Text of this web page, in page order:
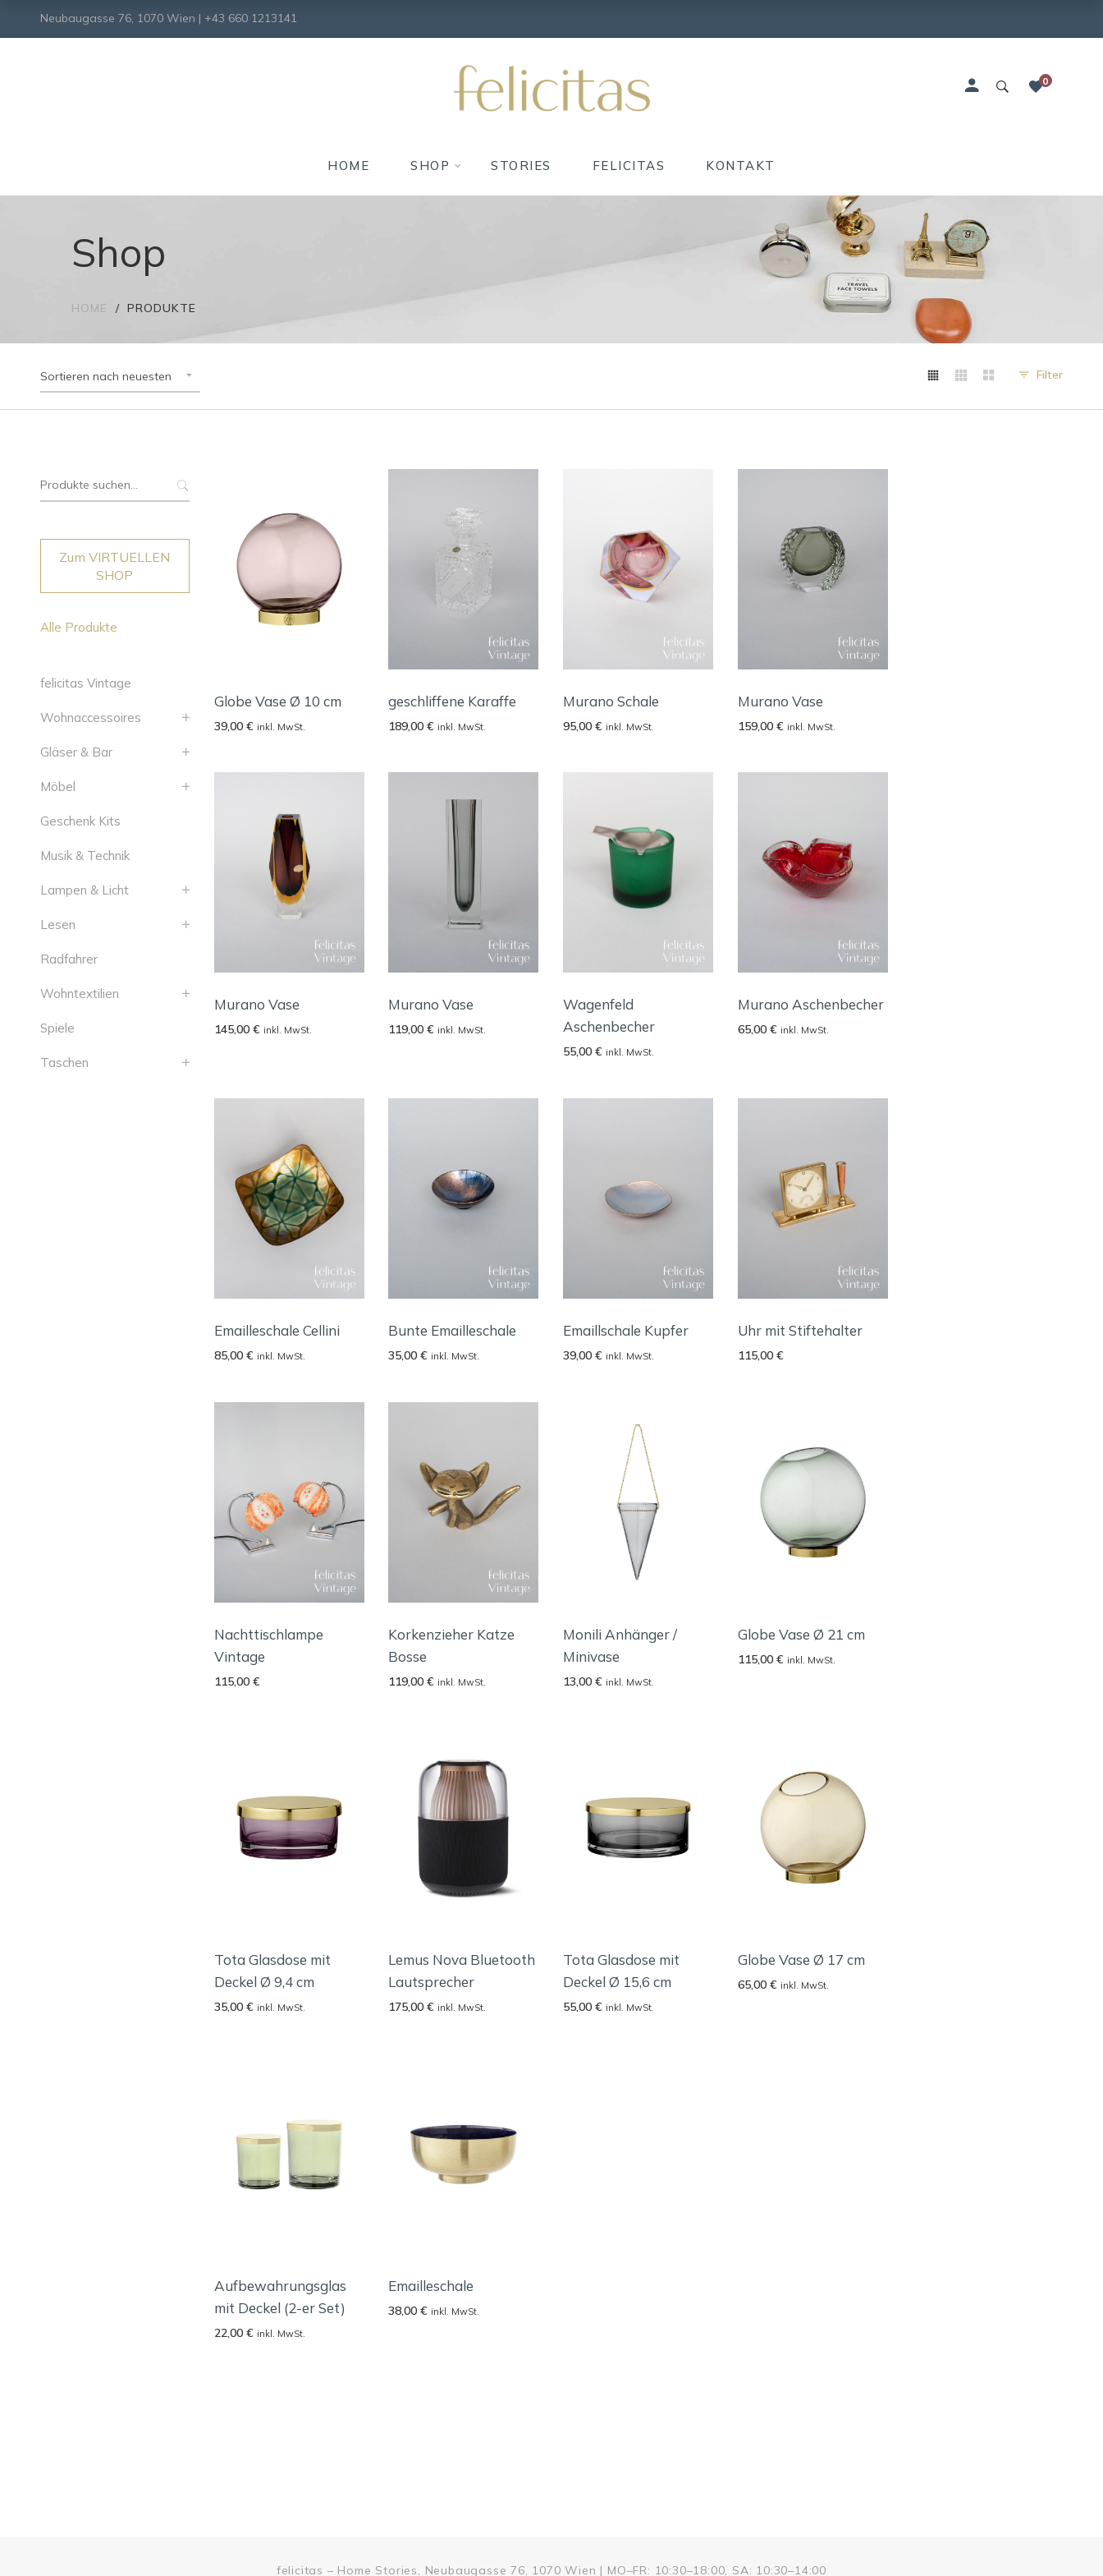
Neubaugasse 76, 1070 Wien | +43 660 1213141
0
HOME SHOP STORIES FELICITAS KONTAKT
Shop
HOME PRODUKTE
Sortieren nach neuesten Filter
Globe Vase Ø 10 cm
39,00€ inkl. MwSt.
geschliffene Karaffe
189,00€ inkl. MwSt.
Murano Schale
95,00€ inkl. MwSt.
Murano Vase
159,00€ inkl. MwSt.
Murano Vase
145,00€ inkl. MwSt.
Murano Vase
119,00€ inkl. MwSt.
Wagenfeld
Aschenbecher
55,00€ inkl. MwSt.
Murano Aschenbecher
65,00€ inkl. MwSt.
Emailleschale Cellini
85,00€ inkl. MwSt.
Bunte Emailleschale
35,00€ inkl. MwSt.
Emaillschale Kupfer
39,00€ inkl. MwSt.
Uhr mit Stiftehalter
115,00€
Nachttischlampe
Vintage
115,00€
Korkenzieher Katze
Bosse
119,00€ inkl. MwSt.
Monili Anhänger /
Minivase
13,00€ inkl. MwSt.
Globe Vase Ø 21 cm
115,00€ inkl. MwSt.
Tota Glasdose mit
Deckel Ø 9,4 cm
35,00€ inkl. MwSt.
Lemus Nova Bluetooth
Lautsprecher
175,00€ inkl. MwSt.
Tota Glasdose mit
Deckel Ø 15,6 cm
55,00€ inkl. MwSt.
Globe Vase Ø 17 cm
65,00€ inkl. MwSt.
Aufbewahrungsglas
mit Deckel (2-er Set)
22,00€ inkl. MwSt.
Emailleschale
38,00€ inkl. MwSt.
Suche
Zum VIRTUELLEN
SHOP
Alle Produkte
felicitas Vintage
Wohnaccessoires
Gläser & Bar
Möbel
Geschenk Kits
Musik & Technik
Lampen & Licht
Lesen
Radfahrer
Wohntextilien
Spiele
Taschen
felicitas – Home Stories, Neubaugasse 76, 1070 Wien | MO–FR: 10:30–18:00, SA: 10:30–14:00